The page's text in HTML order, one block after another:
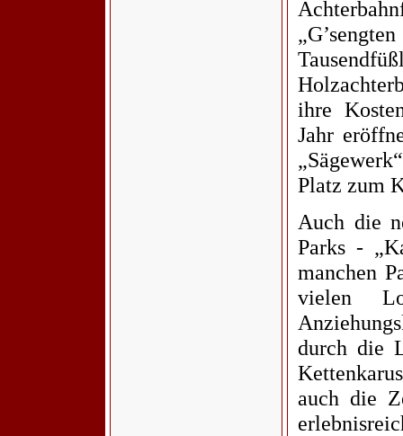
ihre
Jahr
Platz zum
Auch die
Parks -
manchen
vielen
durch die
auch die